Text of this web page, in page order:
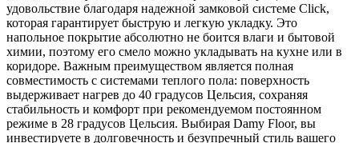
удовольствие благодаря надежной замковой системе Click,
которая гарантирует быструю и легкую укладку. Это
напольное покрытие абсолютно не боится влаги и бытовой
химии, поэтому его смело можно укладывать на кухне или в
коридоре. Важным преимуществом является полная
совместимость с системами теплого пола: поверхность
выдерживает нагрев до 40 градусов Цельсия, сохраняя
стабильность и комфорт при рекомендуемом постоянном
режиме в 28 градусов Цельсия. Выбирая Damy Floor, вы
инвестируете в долговечность и безупречный стиль вашего